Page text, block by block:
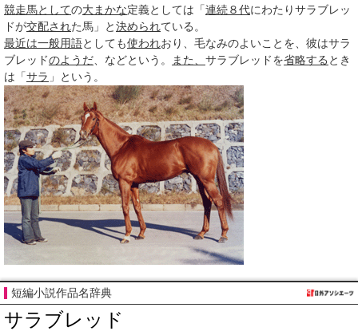
競走馬としての大まかな定義としては「連続８代にわたりサラブレッ
ドが交配された馬」と決められている。
最近は一般用語としても使われおり、毛なみのよいことを、彼はサラ
ブレッドのようだ 、などという。 また、 サラブレッドを省略する とき
は「サラ 」という。
短編小説作品名辞典
サラブレッド